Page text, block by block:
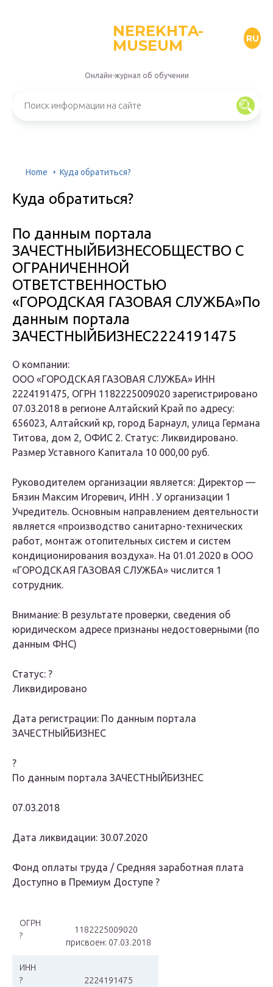
NEREKHTA-
MUSEUM
RU
Онлайн-журнал об обучении
Home Куда обратиться?
Куда обратиться?
По данным портала
ЗАЧЕСТНЫЙБИЗНЕСОБЩЕСТВО С
ОГРАНИЧЕННОЙ
ОТВЕТСТВЕННОСТЬЮ
«ГОРОДСКАЯ ГАЗОВАЯ СЛУЖБА»По
данным портала
ЗАЧЕСТНЫЙБИЗНЕС2224191475
О компании:
ООО «ГОРОДСКАЯ ГАЗОВАЯ СЛУЖБА» ИНН
2224191475, ОГРН 1182225009020 зарегистрировано
07.03.2018 в регионе Алтайский Край по адресу:
656023, Алтайский кр, город Барнаул, улица Германа
Титова, дом 2, ОФИС 2. Статус: Ликвидировано.
Размер Уставного Капитала 10 000,00 руб.
Руководителем организации является: Директор —
Бязин Максим Игоревич, ИНН . У организации 1
Учредитель. Основным направлением деятельности
является «производство санитарно-технических
работ, монтаж отопительных систем и систем
кондиционирования воздуха». На 01.01.2020 в ООО
«ГОРОДСКАЯ ГАЗОВАЯ СЛУЖБА» числится 1
сотрудник.
Внимание: В результате проверки, сведения об
юридическом адресе признаны недостоверными (по
данным ФНС)
Статус: ?
Ликвидировано
Дата регистрации: По данным портала
ЗАЧЕСТНЫЙБИЗНЕС
?
По данным портала ЗАЧЕСТНЫЙБИЗНЕС
07.03.2018
Дата ликвидации: 30.07.2020
Фонд оплаты труда / Средняя заработная плата
Доступно в Премиум Доступе ?
ОГРН
?
1182225009020
присвоен: 07.03.2018
ИНН
?
2224191475